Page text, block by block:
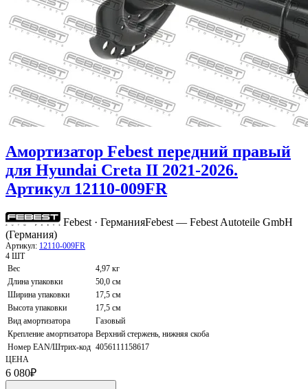
Амортизатор Febest передний правый
для Hyundai Creta II 2021-2026.
Артикул 12110-009FR
Febest · ГерманияFebest — Febest Autoteile GmbH
(Германия)
Артикул: 12110-009FR
4 ШТ
Вес
4,97 кг
Длина упаковки
50,0 см
Ширина упаковки
17,5 см
Высота упаковки
17,5 см
Вид амортизатора
Газовый
Крепление амортизатора Верхний стержень, нижняя скоба
Номер EAN/Штрих-код 4056111158617
ЦЕНА
6 080₽